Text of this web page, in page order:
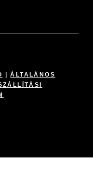
|ÁLTALÁNOS